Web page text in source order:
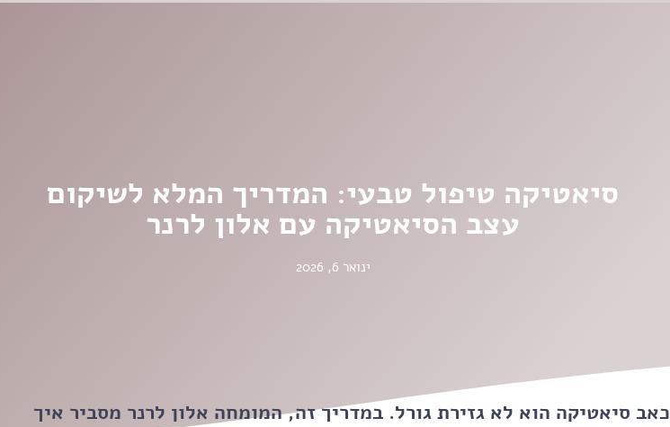
סיאטיקה טיפול טבעי: המדריך המלא לשיקום
עצב הסיאטיקה עם אלון לרנר
ינואר 6, 2026
כאב סיאטיקה הוא לא גזירת גורל. במדריך זה, המומחה אלון לרנר מסביר איך